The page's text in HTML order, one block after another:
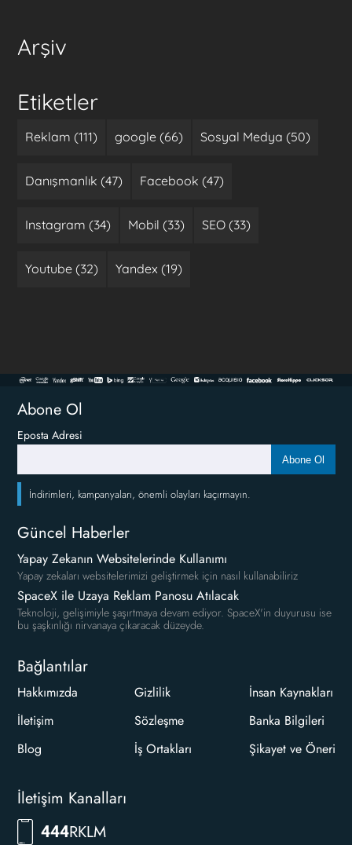
Arşiv
Etiketler
Reklam (111) google (66) Sosyal Medya (50)
Danışmanlık (47) Facebook (47)
Instagram (34) Mobil (33) SEO (33)
Youtube (32) Yandex (19)
Abone Ol
Eposta Adresi
Abone Ol
İndirimleri, kampanyaları, önemli olayları kaçırmayın.
Güncel Haberler
Yapay Zekanın Websitelerinde Kullanımı
Yapay zekaları websitelerimizi geliştirmek için nasıl kullanabiliriz
SpaceX ile Uzaya Reklam Panosu Atılacak
Teknoloji, gelişimiyle şaşırtmaya devam ediyor. SpaceX'in duyurusu ise
bu şaşkınlığı nirvanaya çıkaracak düzeyde.
Bağlantılar
Hakkımızda
İletişim
Blog
Gizlilik
Sözleşme
İş Ortakları
İnsan Kaynakları
Banka Bilgileri
Şikayet ve Öneri
İletişim Kanalları
4447556